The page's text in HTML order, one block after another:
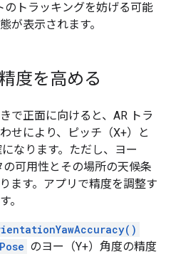
のトラッキングを妨げる可能
が表示されます。
度を高める
で正面に向けると、AR トラ
せにより、ピッチ（X+）と
なります。ただし、ヨー
の可用性とその場所の天候条
ます。アプリで精度を調整す
。
のヨー（Y+）角度の精度